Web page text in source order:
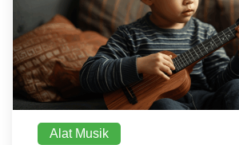
Alat Musik